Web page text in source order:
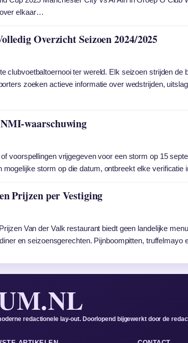
elkaar…
Overzicht Seizoen 2024/2025
clubvoetbaltoernooi ter wereld. Elk seizoen strijden de
zoeken actieve informatie over wedstrijden,
waarschuwing
voorspellingen vrijgegeven voor een storm op 15
storm op die datum, ontbreekt elke verificatie
Prijzen per Vestiging
Van der Valk restaurant biedt geen landelijke
en seizoensgerechten. Pijnboompitten, truffelmayo
redactionele lay-out. Doorlopend bijgewerkt door de